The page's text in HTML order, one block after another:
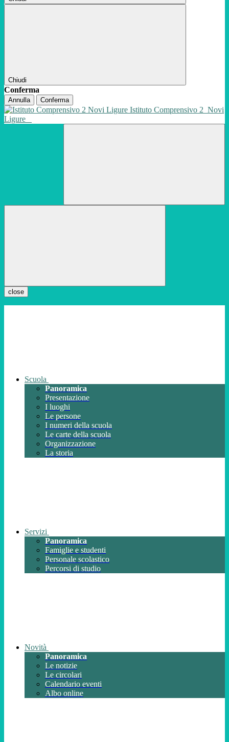
Chiudi
Conferma
Annulla Conferma
Istituto Comprensivo 2 Novi
Ligure
close
Scuola
Panoramica
Presentazione
I luoghi
Le persone
I numeri della scuola
Le carte della scuola
Organizzazione
La storia
Servizi
Panoramica
Famiglie e studenti
Personale scolastico
Percorsi di studio
Novità
Panoramica
Le notizie
Le circolari
Calendario eventi
Albo online